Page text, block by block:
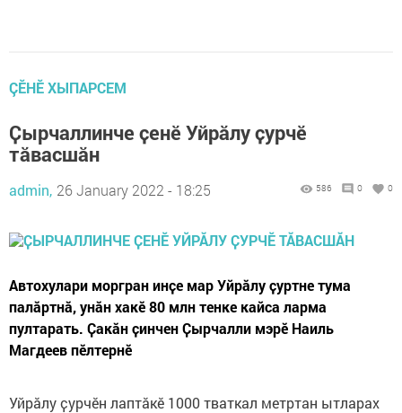
ÇӖНӖ ХЫПАРСЕМ
Ҫырчаллинче ҫенӗ Уйрӑлу ҫурчӗ
тӑвасшӑн
admin, 26 January 2022 - 18:25 586 0 0
Автохулари моргран инҫе мар Уйрӑлу ҫуртне тума
палӑртнӑ, унӑн хакӗ 80 млн тенке кайса ларма
пултарать. Ҫакӑн ҫинчен Ҫырчалли мэрӗ Наиль
Магдеев пӗлтернӗ
Уйрӑлу ҫурчӗн лаптӑкӗ 1000 тваткал метртан ытларах